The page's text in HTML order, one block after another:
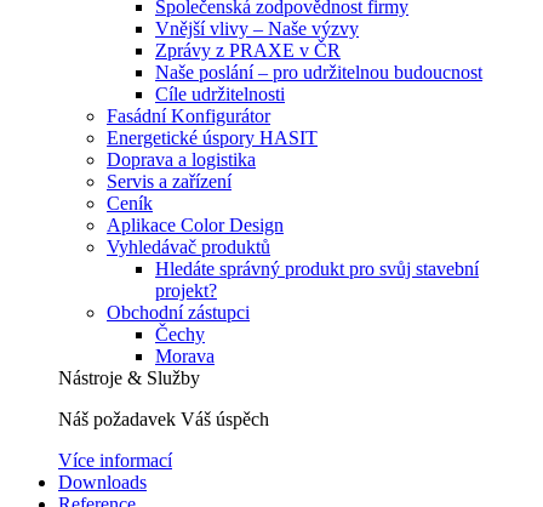
Společenská zodpovědnost firmy
Vnější vlivy – Naše výzvy
Zprávy z PRAXE v ČR
Naše poslání – pro udržitelnou budoucnost
Cíle udržitelnosti
Fasádní Konfigurátor
Energetické úspory HASIT
Doprava a logistika
Servis a zařízení
Ceník
Aplikace Color Design
Vyhledávač produktů
Hledáte správný produkt pro svůj stavební
projekt?
Obchodní zástupci
Čechy
Morava
Nástroje & Služby
Náš požadavek Váš úspěch
Více informací
Downloads